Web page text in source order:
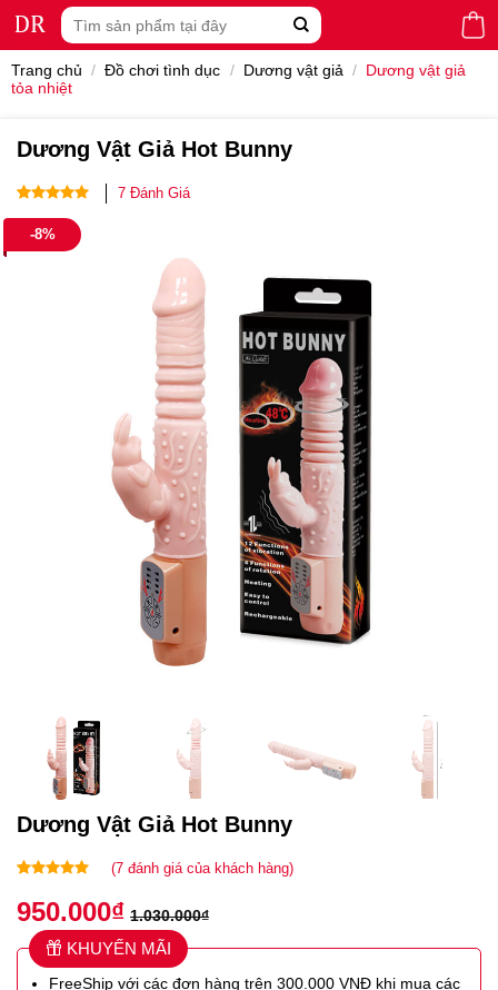
Tìm
kiếm:
Trang chủ / Đồ chơi tình dục / Dương vật giả / Dương vật giả
tỏa nhiệt
Dương Vật Giả Hot Bunny
5.00trên 5
dựa trên
7
đánh giá
7Đánh Giá
-8%
Dương Vật Giả Hot Bunny
dựa trên
đánh giá
(7đánh giá của khách hàng)
950.000₫ 1.030.000₫
KHUYẾN MÃI
FreeShip với các đơn hàng trên 300.000 VNĐ khi mua các